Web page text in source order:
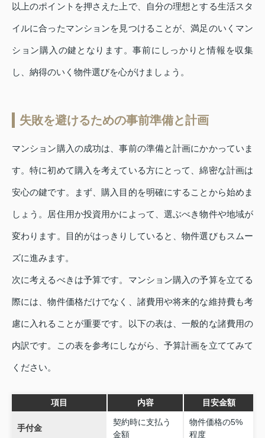
以上のポイントを押さえた上で、自分の理想とする生活スタ
イルに合ったマンションを見つけることが、満足のいくマン
ション購入の鍵となります。事前にしっかりと情報を収集
し、納得のいく物件選びを心がけましょう。
失敗を避けるための事前準備と計画
マンション購入の成功は、事前の準備と計画にかかっていま
す。特に初めて購入を考えている方にとって、綿密な計画は
安心の鍵です。まず、購入目的を明確にすることから始めま
しょう。居住用か投資用かによって、選ぶべき物件や地域が
変わります。目的がはっきりしていると、物件選びもスムー
ズに進みます。
次に考えるべきは予算です。マンション購入の予算を立てる
際には、物件価格だけでなく、諸費用や将来的な維持費も考
慮に入れることが重要です。以下の表は、一般的な諸費用の
内訳です。この表を参考にしながら、予算計画を立ててみて
ください。
項目 内容 目安金額
手付金
契約時に支払う
金額
物件価格の5%
程度